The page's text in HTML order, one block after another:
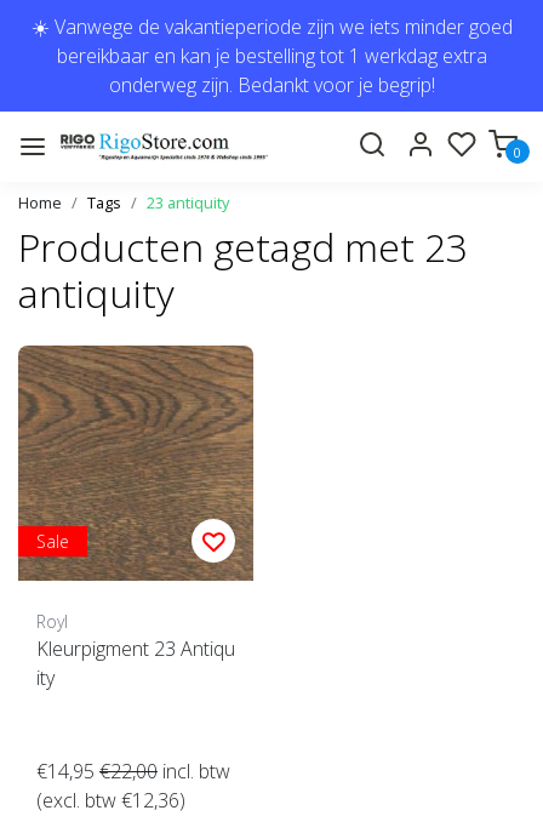
☀️ Vanwege de vakantieperiode zijn we iets minder goed
bereikbaar en kan je bestelling tot 1 werkdag extra
onderweg zijn. Bedankt voor je begrip!
0
Home Tags 23 antiquity
Producten getagd met 23
antiquity
Sale
Royl
Kleurpigment 23 Antiqu
ity
€14,95 €22,00 incl. btw
(excl. btw €12,36)